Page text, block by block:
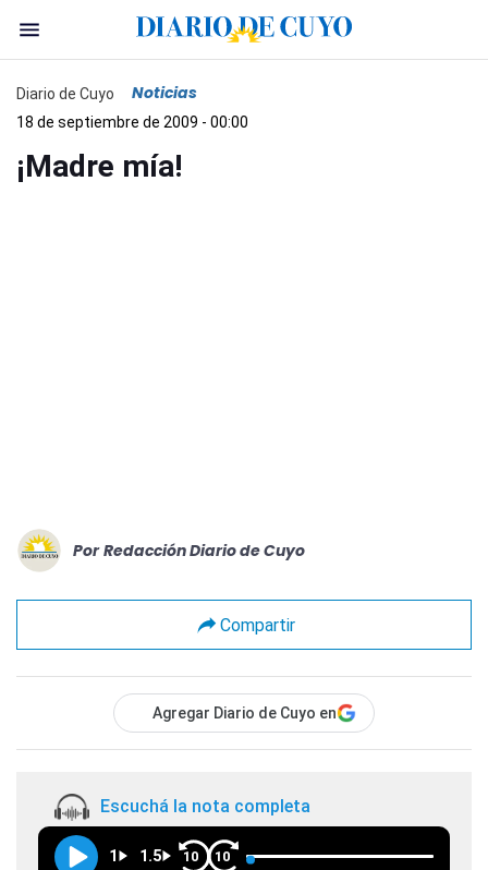
Diario de Cuyo Noticias
18 de septiembre de 2009 - 00:00
¡Madre mía!
Por Redacción Diario de Cuyo
Compartir
Agregar Diario de Cuyo en
Escuchá la nota completa
1 1.5 10 10